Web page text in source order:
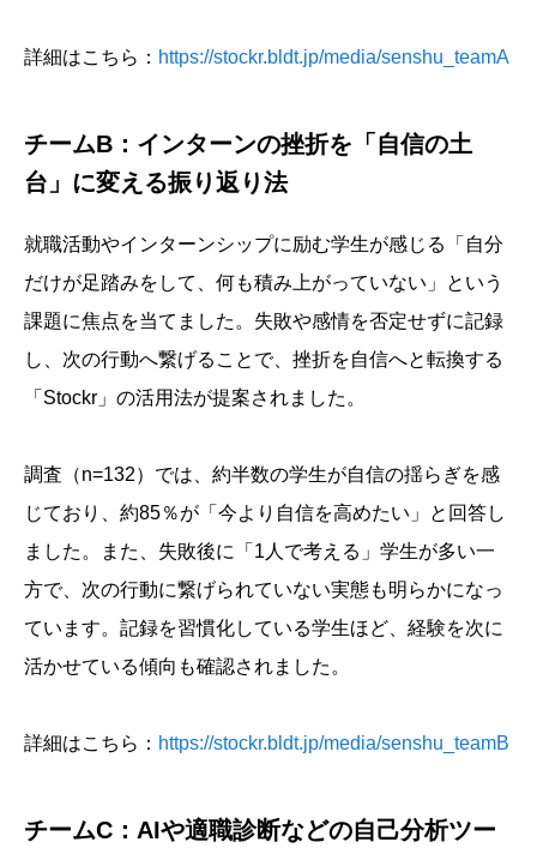
詳細はこちら： https://stockr.bldt.jp/media/senshu_teamA
チームB：インターンの挫折を「自信の土
台」に変える振り返り法
就職活動やインターンシップに励む学生が感じる「自分
だけが足踏みをして、何も積み上がっていない」という
課題に焦点を当てました。失敗や感情を否定せずに記録
し、次の行動へ繋げることで、挫折を自信へと転換する
「Stockr」の活用法が提案されました。
調査（n=132）では、約半数の学生が自信の揺らぎを感
じており、約85％が「今より自信を高めたい」と回答し
ました。また、失敗後に「1人で考える」学生が多い一
方で、次の行動に繋げられていない実態も明らかになっ
ています。記録を習慣化している学生ほど、経験を次に
活かせている傾向も確認されました。
詳細はこちら： https://stockr.bldt.jp/media/senshu_teamB
チームC：AIや適職診断などの自己分析ツー